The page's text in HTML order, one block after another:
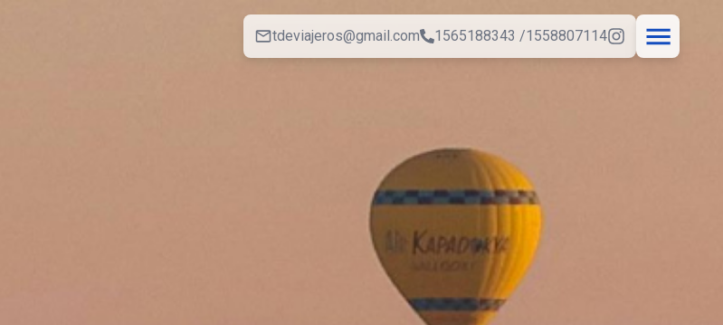
tdeviajeros@gmail.com 1565188343 /1558807114